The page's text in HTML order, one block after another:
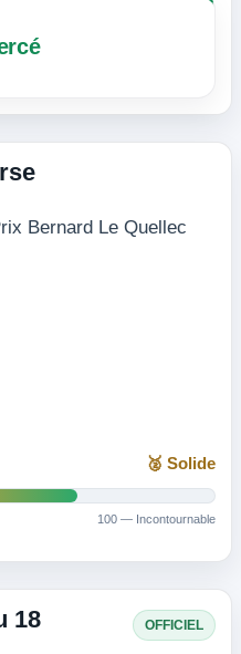
Bernard Le Quellec
🥈 Solide
100 — Incontournable
18
OFFICIEL